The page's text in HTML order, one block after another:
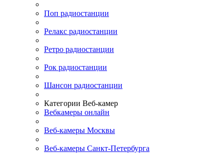
Поп радиостанции
Релакс радиостанции
Ретро радиостанции
Рок радиостанции
Шансон радиостанции
Категории Веб-камер
Вебкамеры онлайн
Веб-камеры Москвы
Веб-камеры Санкт-Петербурга